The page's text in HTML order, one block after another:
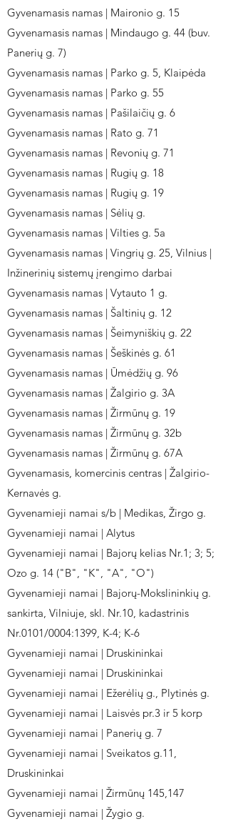
Gyvenamasis namas | Maironio g. 15
Gyvenamasis namas | Mindaugo g. 44 (buv.
Panerių g. 7)
Gyvenamasis namas | Parko g. 5, Klaipėda
Gyvenamasis namas | Parko g. 55
Gyvenamasis namas | Pašilaičių g. 6
Gyvenamasis namas | Rato g. 71
Gyvenamasis namas | Revonių g. 71
Gyvenamasis namas | Rugių g. 18
Gyvenamasis namas | Rugių g. 19
Gyvenamasis namas | Sėlių g.
Gyvenamasis namas | Vilties g. 5a
Gyvenamasis namas | Vingrių g. 25, Vilnius |
Inžinerinių sistemų įrengimo darbai
Gyvenamasis namas | Vytauto 1 g.
Gyvenamasis namas | Šaltinių g. 12
Gyvenamasis namas | Šeimyniškių g. 22
Gyvenamasis namas | Šeškinės g. 61
Gyvenamasis namas | Ūmėdžių g. 96
Gyvenamasis namas | Žalgirio g. 3A
Gyvenamasis namas | Žirmūnų g. 19
Gyvenamasis namas | Žirmūnų g. 32b
Gyvenamasis namas | Žirmūnų g. 67A
Gyvenamasis, komercinis centras | Žalgirio-
Kernavės g.
Gyvenamieji namai s/b | Medikas, Žirgo g.
Gyvenamieji namai | Alytus
Gyvenamieji namai | Bajorų kelias Nr.1; 3; 5;
Ozo g. 14 ("B", "K", "A", "O")
Gyvenamieji namai | Bajorų-Mokslininkių g.
sankirta, Vilniuje, skl. Nr.10, kadastrinis
Nr.0101/0004:1399, K-4; K-6
Gyvenamieji namai | Druskininkai
Gyvenamieji namai | Druskininkai
Gyvenamieji namai | Ežerėlių g., Plytinės g.
Gyvenamieji namai | Laisvės pr.3 ir 5 korp
Gyvenamieji namai | Panerių g. 7
Gyvenamieji namai | Sveikatos g.11,
Druskininkai
Gyvenamieji namai | Žirmūnų 145,147
Gyvenamieji namai | Žygio g.